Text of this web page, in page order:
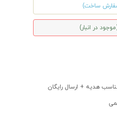
ساخت)
در انبار)
هدیه + ارسال رایگان